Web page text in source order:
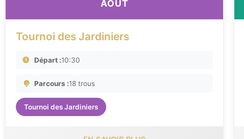
AOÛT
Tournoi des Jardiniers
Départ :10:30
Parcours :18 trous
Tournoi des Jardiniers